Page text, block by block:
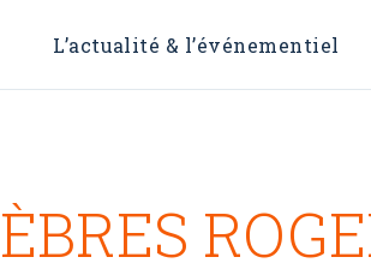
L’actualité & l’événementiel
OFI